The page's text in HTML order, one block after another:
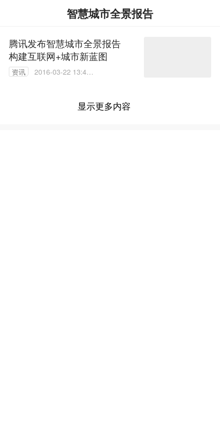
智慧城市全景报告
腾讯发布智慧城市全景报告
构建互联网+城市新蓝图
资讯
2016-03-22 13:45:
显示更多内容